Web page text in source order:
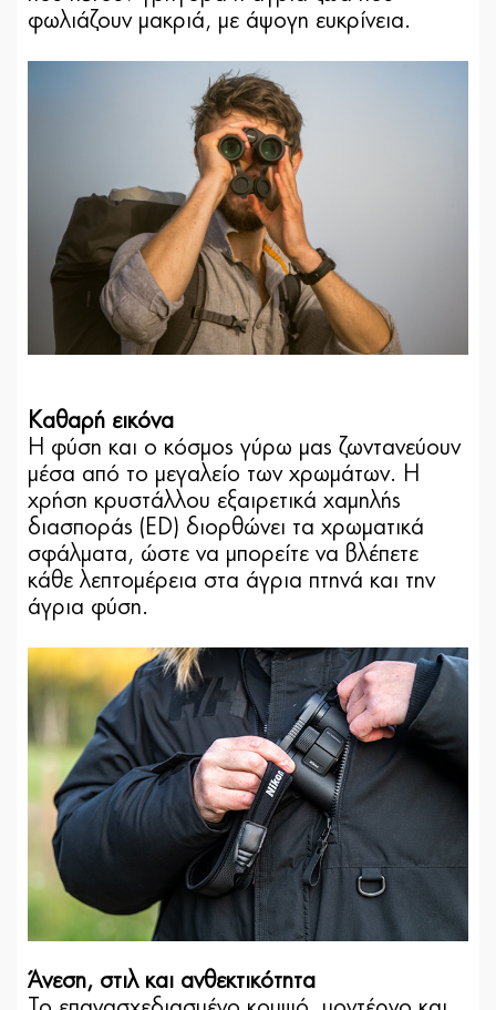
φωλιάζουν μακριά, με άψογη ευκρίνεια.
Καθαρή εικόνα
Η φύση και ο κόσμος γύρω μας ζωντανεύουν
μέσα από το μεγαλείο των χρωμάτων. Η
χρήση κρυστάλλου εξαιρετικά χαμηλής
διασποράς (ED) διορθώνει τα χρωματικά
σφάλματα, ώστε να μπορείτε να βλέπετε
κάθε λεπτομέρεια στα άγρια πτηνά και την
άγρια φύση.
Άνεση, στιλ και ανθεκτικότητα